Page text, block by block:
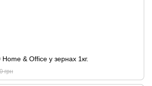
& Office у зернах 1кг.
грн